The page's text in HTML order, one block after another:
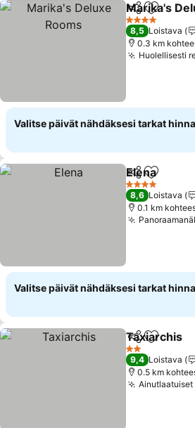
Jaa Lisää
Marika's
4 Tähtiluokitus
8,5 Loistava
0.3 km
Huolellisesti
Valitse päivät nähdäksesi tarkat
Jaa Lisää
Elena
4 Tähtiluokitus
8,6 Loistava
0.1 km
Valitse päivät nähdäksesi tarkat
Jaa Lisää
Taxiarchis
2 Tähtiluokitus
9,4 Loistava
0.5 km